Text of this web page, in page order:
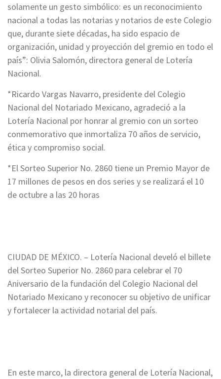
solamente un gesto simbólico: es un reconocimiento
nacional a todas las notarias y notarios de este Colegio
que, durante siete décadas, ha sido espacio de
organización, unidad y proyección del gremio en todo el
país”: Olivia Salomón, directora general de Lotería
Nacional.
*Ricardo Vargas Navarro, presidente del Colegio
Nacional del Notariado Mexicano, agradeció a la
Lotería Nacional por honrar al gremio con un sorteo
conmemorativo que inmortaliza 70 años de servicio,
ética y compromiso social.
*El Sorteo Superior No. 2860 tiene un Premio Mayor de
17 millones de pesos en dos series y se realizará el 10
de octubre a las 20 horas
CIUDAD DE MÉXICO. – Lotería Nacional develó el billete
del Sorteo Superior No. 2860 para celebrar el 70
Aniversario de la fundación del Colegio Nacional del
Notariado Mexicano y reconocer su objetivo de unificar
y fortalecer la actividad notarial del país.
En este marco, la directora general de Lotería Nacional,